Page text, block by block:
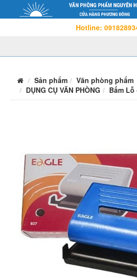
Hotline:
Sản phẩm
Văn phòng phẩm
DỤNG CỤ VĂN PHÒNG
Bấm Lỗ